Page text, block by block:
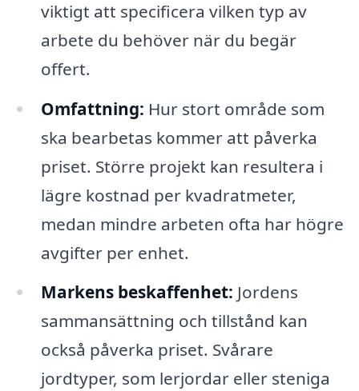
viktigt att specificera vilken typ av
arbete du behöver när du begär
offert.
Omfattning: Hur stort område som
ska bearbetas kommer att påverka
priset. Större projekt kan resultera i
lägre kostnad per kvadratmeter,
medan mindre arbeten ofta har högre
avgifter per enhet.
Markens beskaffenhet: Jordens
sammansättning och tillstånd kan
också påverka priset. Svårare
jordtyper, som lerjordar eller steniga